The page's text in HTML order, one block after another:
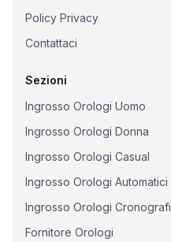
Policy Privacy
Contattaci
Sezioni
Ingrosso Orologi Uomo
Ingrosso Orologi Donna
Ingrosso Orologi Casual
Ingrosso Orologi Automatici
Ingrosso Orologi Cronografi
Fornitore Orologi